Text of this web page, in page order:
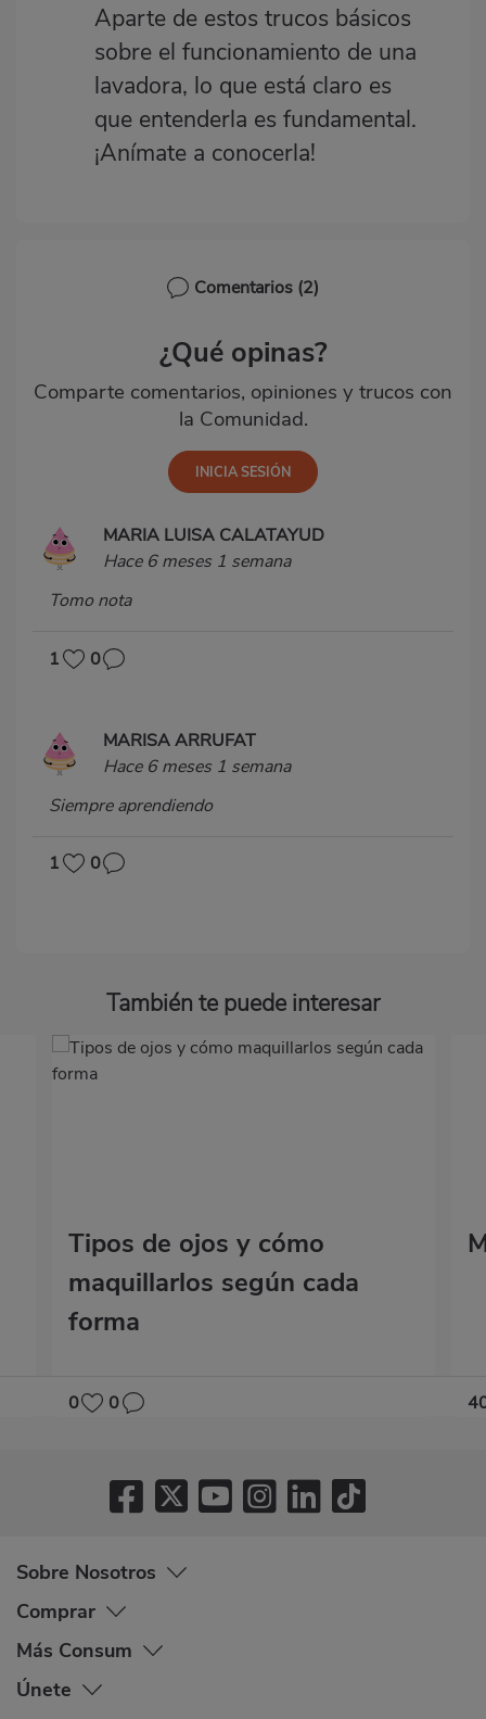
Aparte de estos trucos básicos
sobre el funcionamiento de una
lavadora, lo que está claro es
que entenderla es fundamental.
¡Anímate a conocerla!
Comentarios (2)
¿Qué opinas?
Comparte comentarios, opiniones y trucos con
la Comunidad.
MARIA LUISA CALATAYUD
Hace 6 meses 1 semana
Tomo nota
1 0
MARISA ARRUFAT
Hace 6 meses 1 semana
Siempre aprendiendo
1 0
También te puede interesar
Tipos de ojos y cómo
maquillarlos según cada
forma
0 0
Sobre Nosotros
Comprar
Más Consum
Únete